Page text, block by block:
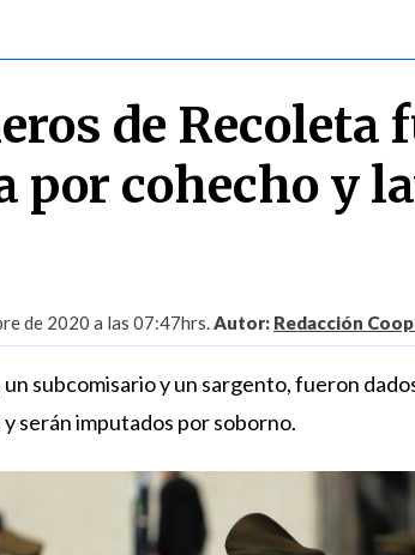
de Recoleta
por cohecho y
de 2020 a las 07:47hrs.Autor: Redacción
subcomisario y un sargento, fueron
serán imputados por soborno.